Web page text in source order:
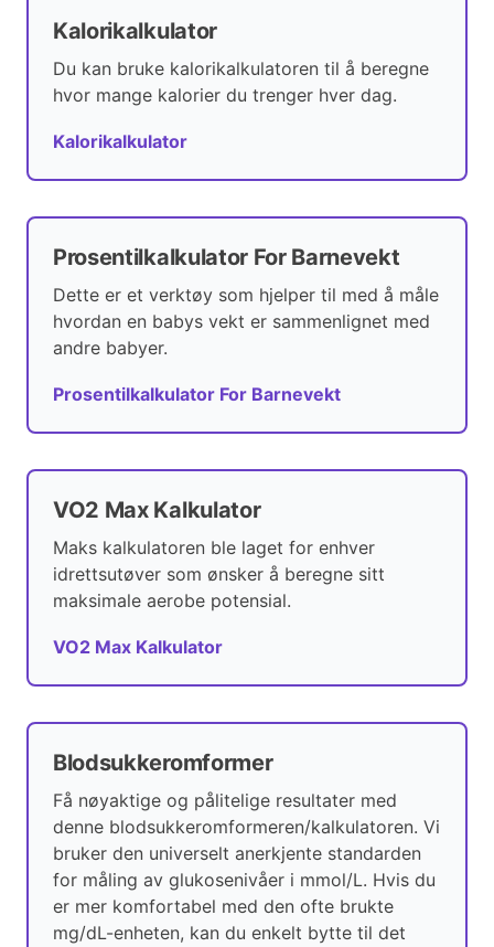
Kalorikalkulator
Du kan bruke kalorikalkulatoren til å beregne
hvor mange kalorier du trenger hver dag.
Kalorikalkulator
Prosentilkalkulator For Barnevekt
Dette er et verktøy som hjelper til med å måle
hvordan en babys vekt er sammenlignet med
andre babyer.
Prosentilkalkulator For Barnevekt
VO2 Max Kalkulator
Maks kalkulatoren ble laget for enhver
idrettsutøver som ønsker å beregne sitt
maksimale aerobe potensial.
VO2 Max Kalkulator
Blodsukkeromformer
Få nøyaktige og pålitelige resultater med
denne blodsukkeromformeren/kalkulatoren. Vi
bruker den universelt anerkjente standarden
for måling av glukosenivåer i mmol/L. Hvis du
er mer komfortabel med den ofte brukte
mg/dL-enheten, kan du enkelt bytte til det